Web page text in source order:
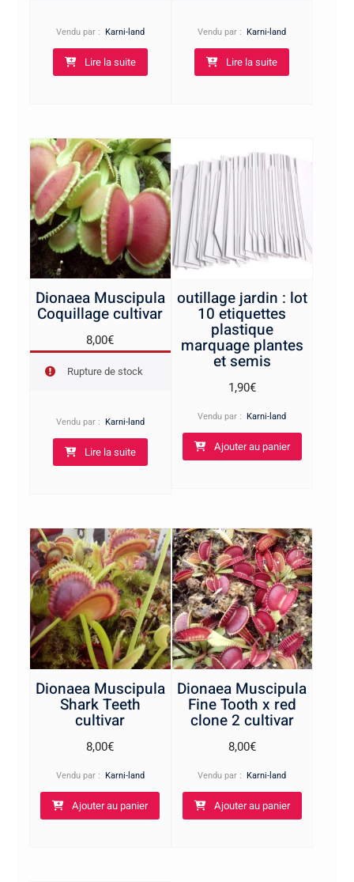
Vendu par : Karni-land
Lire la suite
Vendu par :Karni-land
Lire la suite
Dionaea Muscipula
Coquillage cultivar
8,00€
Rupture de stock
Vendu par : Karni-land
Lire la suite
outillage jardin : lot
10 etiquettes
plastique
marquage plantes
et semis
1,90€
Vendu par : Karni-land
Ajouter au panier
Dionaea Muscipula
Shark Teeth
cultivar
8,00€
Vendu par : Karni-land
Ajouter au panier
Dionaea Muscipula
Fine Tooth x red
clone 2 cultivar
8,00€
Vendu par : Karni-land
Ajouter au panier